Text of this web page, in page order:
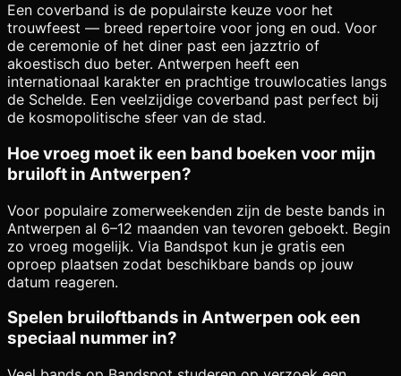
Een coverband is de populairste keuze voor het
trouwfeest — breed repertoire voor jong en oud. Voor
de ceremonie of het diner past een jazztrio of
akoestisch duo beter. Antwerpen heeft een
internationaal karakter en prachtige trouwlocaties langs
de Schelde. Een veelzijdige coverband past perfect bij
de kosmopolitische sfeer van de stad.
Hoe vroeg moet ik een band boeken voor mijn
bruiloft in Antwerpen?
Voor populaire zomerweekenden zijn de beste bands in
Antwerpen al 6–12 maanden van tevoren geboekt. Begin
zo vroeg mogelijk. Via Bandspot kun je gratis een
oproep plaatsen zodat beschikbare bands op jouw
datum reageren.
Spelen bruiloftbands in Antwerpen ook een
speciaal nummer in?